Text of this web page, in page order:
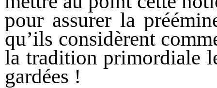
pour assurer la
qu’ils considèrent
la tradition primordiale
gardées !